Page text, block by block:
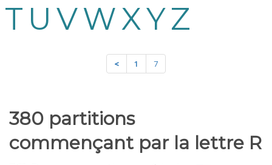
T U VWXYZ
< 1 7
380 partitions
commençant par la lettre R